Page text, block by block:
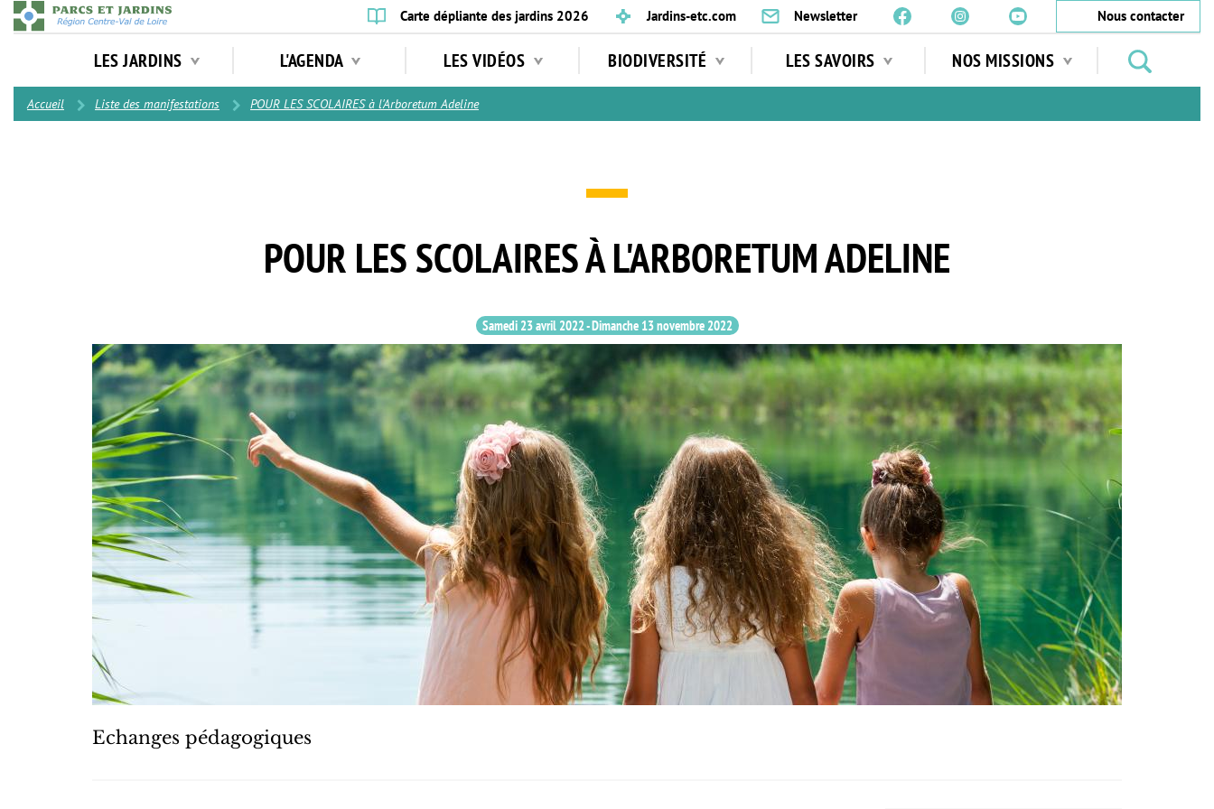
Aller
au
Carte dépliante des jardins 2026 Jardins-etc.com Newsletter
Nous contacter
principale
LES JARDINS L'AGENDA LES VIDÉOS BIODIVERSITÉ LES SAVOIRS NOS MISSIONS
jardins
Contenu
Accueil Liste des manifestations POUR LES SCOLAIRES à l'Arboretum Adeline
POUR LES SCOLAIRES À L'ARBORETUM ADELINE
Samedi 23 avril 2022-Dimanche 13 novembre 2022
Echanges pédagogiques